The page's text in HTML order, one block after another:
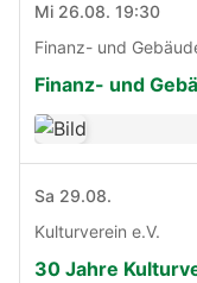
Mi 26.08. 19:30
Finanz- und
Finanz- und
Sa 29.08.
Kulturverein e.V.
30 Jahre